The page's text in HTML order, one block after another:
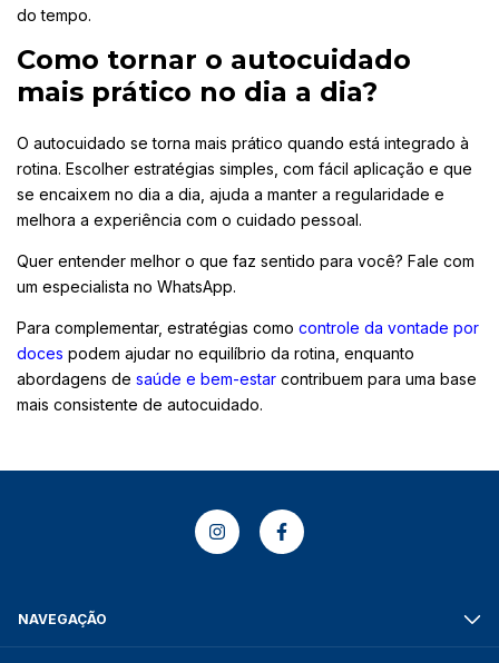
do tempo.
Como tornar o autocuidado
mais prático no dia a dia?
O autocuidado se torna mais prático quando está integrado à
rotina. Escolher estratégias simples, com fácil aplicação e que
se encaixem no dia a dia, ajuda a manter a regularidade e
melhora a experiência com o cuidado pessoal.
Quer entender melhor o que faz sentido para você? Fale com
um especialista no WhatsApp.
Para complementar, estratégias como controle da vontade por
doces podem ajudar no equilíbrio da rotina, enquanto
abordagens de saúde e bem-estar contribuem para uma base
mais consistente de autocuidado.
NAVEGAÇÃO